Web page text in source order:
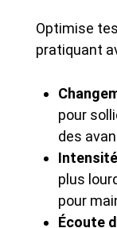
Optimise
pratiquant
pour
des
plus
pour
Écoute